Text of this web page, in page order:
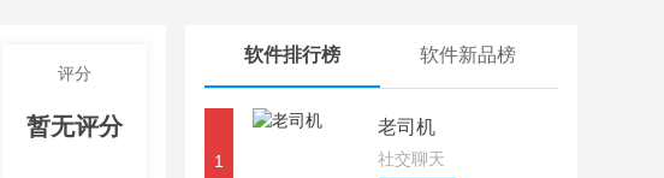
评分
暂无评分
软件排行榜 软件新品榜
1
老司机
社交聊天